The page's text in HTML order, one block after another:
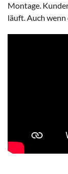
Montage.
läuft. Auch